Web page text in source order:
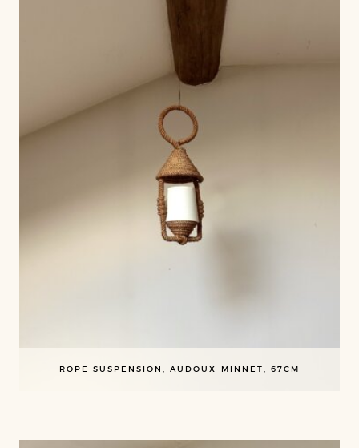
ROPE SUSPENSION, AUDOUX-MINNET, 67CM